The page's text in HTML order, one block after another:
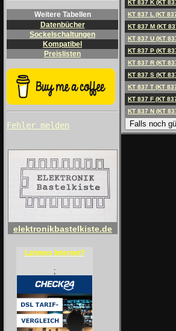
Weitere Tabellen
Datenbücher
Sockelschaltungen
Kompatibel
Preislisten
Fehler melden
elektronikbastelkiste.de
Lahmes Internet?
;
KT 837 K (KT
KT 837 L (KT
KT 837 M (KT
KT 837 U (KT
KT 837 P (KT
KT 837 R (KT
KT 837 S (KT
KT 837 T (KT
KT 837 F (KT
KT 837 N (KT
Falls noch